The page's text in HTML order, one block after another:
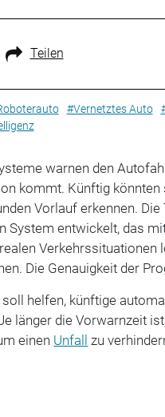
Teilen
#Vernetztes Auto
warnen den
kommt. Künftig könnten
Vorlauf erkennen.
System entwickelt, das
Verkehrssituationen
Die Genauigkeit der
soll helfen, künftige
länger die Vorwarnzeit
einen Unfall zu